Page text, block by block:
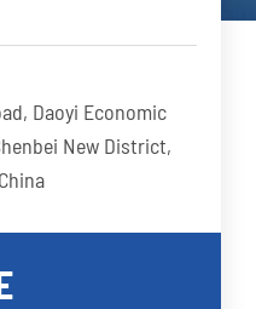
Daoyi Economic
New District,